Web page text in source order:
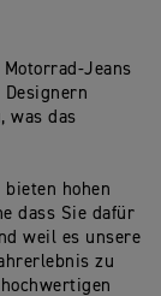
Jeans
was das
hohen
dass Sie dafür
weil es unsere
zu